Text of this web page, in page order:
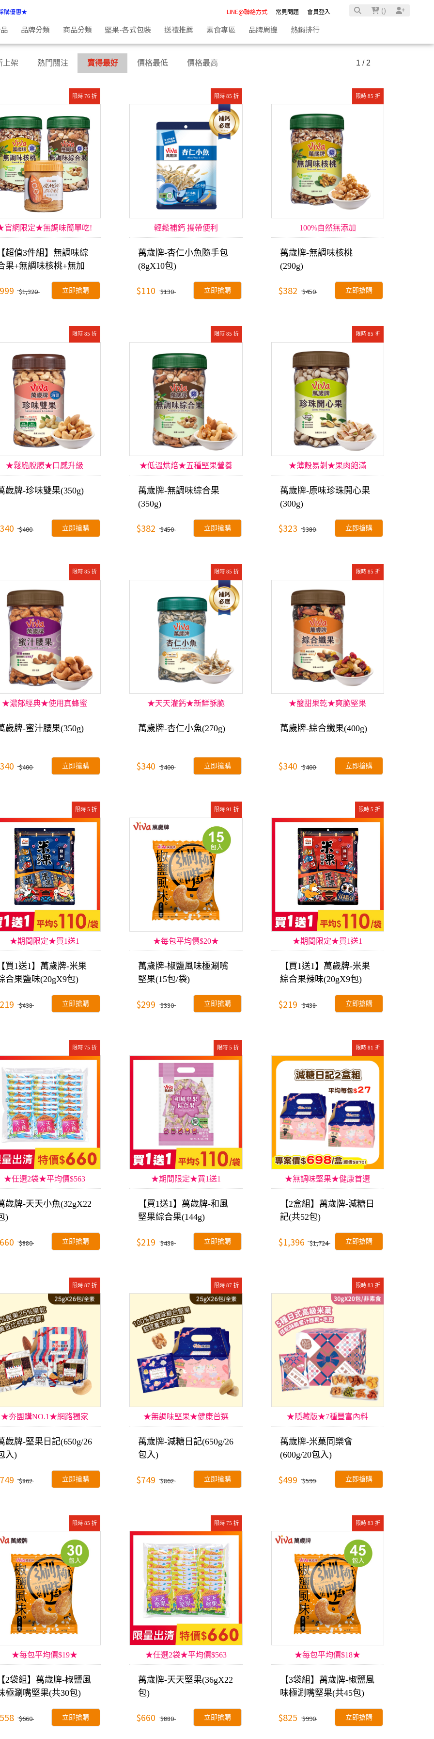
購優惠★ LINE@聯絡方式 常見問題 會員登入 ()
品牌分類 商品分類 堅果-各式包裝 送禮推薦 素食專區 品牌周邊 熱銷排行
上架 熱門關注 賣得最好 價格最低 價格最高 1 / 2
限時 76 折
官網限定★無調味簡單吃!
超值3件組】無調味綜
果+無調味核桃+無加
$1,320 立即搶購
限時 85 折
輕鬆補鈣 攜帶便利
萬歲牌-杏仁小魚隨手包
(8gX10包)
$110 $130 立即搶購
限時 85 折
100%自然無添加
萬歲牌-無調味核桃
(290g)
$382 $450 立即搶購
限時 85 折
★鬆脆脫膜★口感升級
歲牌-珍味雙果(350g)
$400 立即搶購
限時 85 折
★低溫烘焙★五種堅果營養
萬歲牌-無調味綜合果
(350g)
$382 $450 立即搶購
限時 85 折
★薄殼易剝★果肉飽滿
萬歲牌-原味珍珠開心果
(300g)
$323 $380 立即搶購
限時 85 折
★濃郁經典★使用真蜂蜜
歲牌-蜜汁腰果(350g)
$400 立即搶購
限時 85 折
★天天灌鈣★新鮮酥脆
萬歲牌-杏仁小魚(270g)
$340 $400 立即搶購
限時 85 折
★酸甜果乾★爽脆堅果
萬歲牌-綜合纖果(400g)
$340 $400 立即搶購
限時 5 折
★期間限定★買1送1
買1送1】萬歲牌-米果
合果鹽味(20gX9包)
$438 立即搶購
限時 91 折
★每包平均價$20★
萬歲牌-椒鹽風味極涮嘴
堅果(15包/袋)
$299 $330 立即搶購
限時 5 折
★期間限定★買1送1
【買1送1】萬歲牌-米果
綜合果辣味(20gX9包)
$219 $438 立即搶購
限時 75 折
★任選2袋★平均價$563
歲牌-天天小魚(32gX22
)
$880 立即搶購
限時 5 折
★期間限定★買1送1
【買1送1】萬歲牌-和風
堅果綜合果(144g)
$219 $438 立即搶購
限時 81 折
★無調味堅果★健康首選
【2盒組】萬歲牌-減糖日
記(共52包)
$1,396 $1,724 立即搶購
限時 87 折
★夯團購NO.1★網路獨家
歲牌-堅果日記(650g/26
入)
$862 立即搶購
限時 87 折
★無調味堅果★健康首選
萬歲牌-減糖日記(650g/26
包入)
$749 $862 立即搶購
限時 83 折
★隱藏版★7種豐富內料
萬歲牌-米菓同樂會
(600g/20包入)
$499 $599 立即搶購
限時 85 折
★每包平均價$19★
2袋組】萬歲牌-椒鹽風
極涮嘴堅果(共30包)
$660 立即搶購
限時 75 折
★任選2袋★平均價$563
萬歲牌-天天堅果(36gX22
包)
$660 $880 立即搶購
限時 83 折
★每包平均價$18★
【3袋組】萬歲牌-椒鹽風
味極涮嘴堅果(共45包)
$825 $990 立即搶購